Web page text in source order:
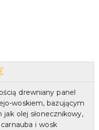
drewniany panel
woskiem, bazującym
jak olej słonecznikowy,
i wosk